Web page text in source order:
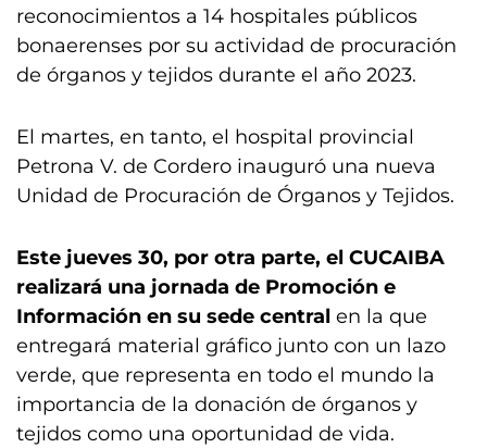
reconocimientos a 14 hospitales públicos
bonaerenses por su actividad de procuración
de órganos y tejidos durante el año 2023.
El martes, en tanto, el hospital provincial
Petrona V. de Cordero inauguró una nueva
Unidad de Procuración de Órganos y Tejidos.
Este jueves 30, por otra parte, el CUCAIBA
realizará una jornada de Promoción e
Información en su sede central en la que
entregará material gráfico junto con un lazo
verde, que representa en todo el mundo la
importancia de la donación de órganos y
tejidos como una oportunidad de vida.